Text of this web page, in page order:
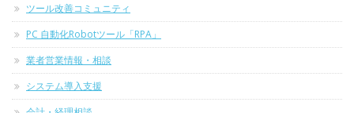
ツール改善コミュニティ
PC 自動化Robotツール「RPA」
業者営業情報・相談
システム導入支援